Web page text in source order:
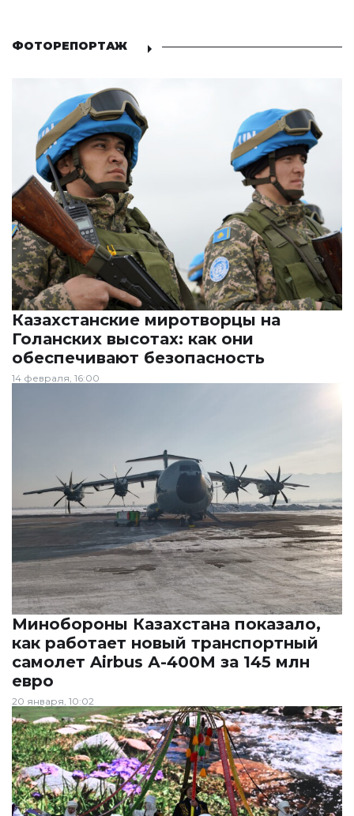
ФОТОРЕПОРТАЖ
Казахстанские миротворцы на
Голанских высотах: как они
обеспечивают безопасность
14 февраля, 16:00
Минобороны Казахстана показало,
как работает новый транспортный
самолет Airbus А-400М за 145 млн
евро
20 января, 10:02